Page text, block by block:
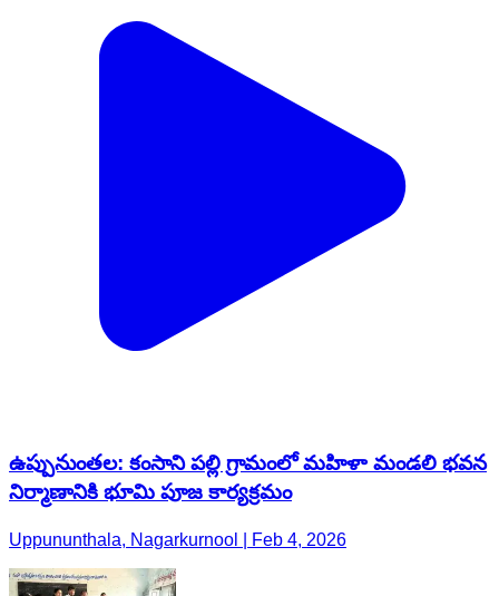
ఉప్పునుంతల: కంసాని పల్లి గ్రామంలో మహిళా మండలి భవన
నిర్మాణానికి భూమి పూజ కార్యక్రమం
Uppununthala, Nagarkurnool | Feb 4, 2026